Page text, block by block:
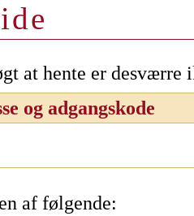
at hente er
og adgangskode
af følgende: